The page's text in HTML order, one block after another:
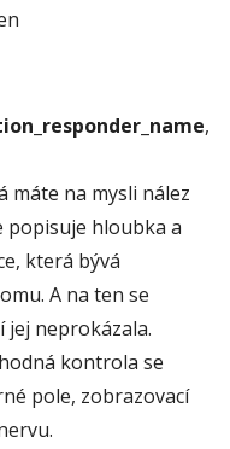
,
máte na mysli nález
popisuje hloubka a
která bývá
A na ten se
jej neprokázala.
kontrola se
pole, zobrazovací